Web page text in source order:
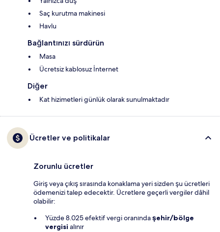
Saç kurutma makinesi
Havlu
Bağlantınızı sürdürün
Masa
Ücretsiz kablosuz İnternet
Diğer
Kat hizimetleri günlük olarak sunulmaktadır
Ücretler ve politikalar
Zorunlu ücretler
Giriş veya çıkış sırasında konaklama yeri sizden şu ücretleri
ödemenizi talep edecektir. Ücretlere geçerli vergiler dâhil
olabilir:
Yüzde 8.025 efektif vergi oranındaşehir/bölge
vergisi alınır